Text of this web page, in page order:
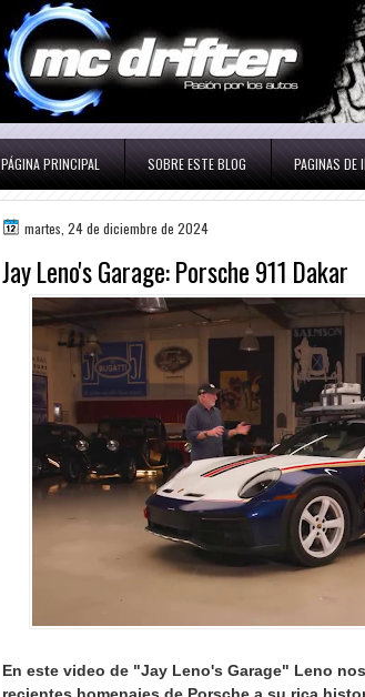
PÁGINA PRINCIPAL SOBRE ESTE BLOG PAGINAS DE
martes, 24 de diciembre de 2024
Jay Leno's Garage: Porsche 911 Dakar
En este video de "Jay Leno's Garage" Leno